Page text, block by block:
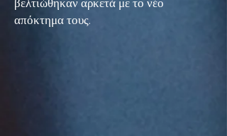
απόκτημα τους.